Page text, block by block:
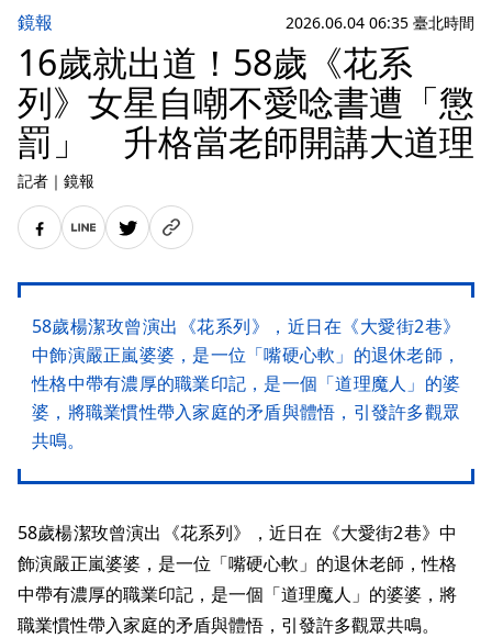
鏡報 2026.06.04 06:35 臺北時間
16歲就出道！58歲《花系
列》女星自嘲不愛唸書遭「懲
罰」 升格當老師開講大道理
記者 ｜ 鏡報
58歲楊潔玫曾演出《花系列》，近日在《大愛街2巷》
中飾演嚴正嵐婆婆，是一位「嘴硬心軟」的退休老師，
性格中帶有濃厚的職業印記，是一個「道理魔人」的婆
婆，將職業慣性帶入家庭的矛盾與體悟，引發許多觀眾
共鳴。
58歲楊潔玫曾演出《花系列》，近日在《大愛街2巷》中
飾演嚴正嵐婆婆，是一位「嘴硬心軟」的退休老師，性格
中帶有濃厚的職業印記，是一個「道理魔人」的婆婆，將
職業慣性帶入家庭的矛盾與體悟，引發許多觀眾共鳴。